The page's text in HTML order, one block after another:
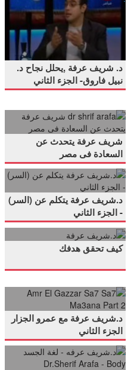
-
حوار
عن
النجاح
شريف
عرفة
,يحلل
نجاح
نبيل
فاروق-
الجزء
الثاني
د. شريف عرفة ,يحلل نجاح د.
نبيل فاروق- الجزء الثاني
dr
shrif
arafa
شريف
عرفة
يتحدث
عن
السعادة
فى
مصر
.
شريف عرفة يتحدث عن
السعادة فى مصر
د.شريف
عرفة
يتكلم
عن
(السر)
-
الجزء
الثاني
.
د.شريف عرفة يتكلم عن (السر)
- الجزء الثاني
د.شريف
عرفة
.
كيف تحقق هدفك
Amr
El
Gazzar
Sa7
.
د.شريف عرفة مع عمرو الجزار
الجزء الثاني
د.شريف.